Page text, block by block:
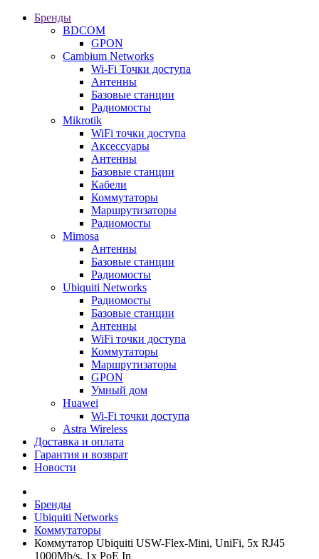
Бренды
BDCOM
GPON
Cambium Networks
Wi-Fi Точки доступа
Антенны
Базовые станции
Радиомосты
Mikrotik
WiFi точки доступа
Аксессуары
Антенны
Базовые станции
Кабели
Коммутаторы
Маршрутизаторы
Радиомосты
Mimosa
Антенны
Базовые станции
Радиомосты
Ubiquiti Networks
Радиомосты
Базовые станции
Антенны
WiFi точки доступа
Коммутаторы
Маршрутизаторы
GPON
Умный дом
Huawei
Wi-Fi точки доступа
Astra Wireless
Доставка и оплата
Гарантия и возврат
Новости
Бренды
Ubiquiti Networks
Коммутаторы
Коммутатор Ubiquiti USW-Flex-Mini, UniFi, 5x RJ45
1000Mb/s, 1x PoE In